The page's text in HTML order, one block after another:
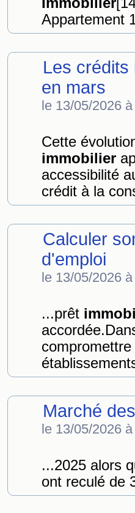
Appartement
Les crédits
en mars
le 13/05/2026
Cette
immobilier
accessibilité
crédit à la
Calculer
d'emploi
le 13/05/2026
...prêt
Marché
le 13/05/2026
...2025 alors
ont reculé de